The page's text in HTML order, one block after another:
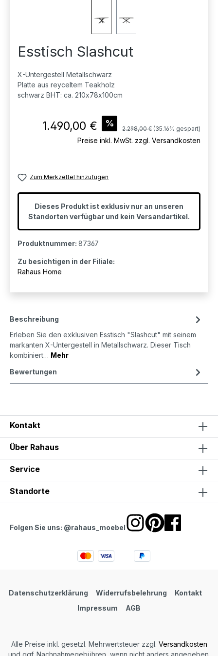
Esstisch Slashcut
X-Untergestell Metallschwarz
Platte aus reyceltem Teakholz
schwarz BHT: ca. 210x78x100cm
Verkaufspreis:
1.490,00 € % Regulärer Preis:
2.298,00 € (35.16% gespart)
Preise inkl. MwSt. zzgl. Versandkosten
Zum Merkzettel hinzufügen
Dieses Produkt ist exklusiv nur an unseren
Standorten verfügbar und kein Versandartikel.
Produktnummer: 87367
Zu besichtigen in der Filiale:
Rahaus Home
Beschreibung
Erleben Sie den exklusiven Esstisch "Slashcut" mit seinem
markanten X-Untergestell in Metallschwarz. Dieser Tisch
kombiniert… Mehr
Bewertungen
Kontakt
Über Rahaus
Service
Standorte
Folgen Sie uns: @rahaus_moebel
Datenschutzerklärung Widerrufsbelehrung
Kontakt
Impressum
AGB
Alle Preise inkl. gesetzl. Mehrwertsteuer zzgl. Versandkosten